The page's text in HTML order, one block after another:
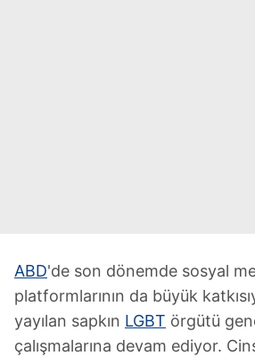
ABD'de son dönemde sosyal
platformlarının da büyük
yayılan sapkın LGBT örgütü
çalışmalarına devam ediyor.